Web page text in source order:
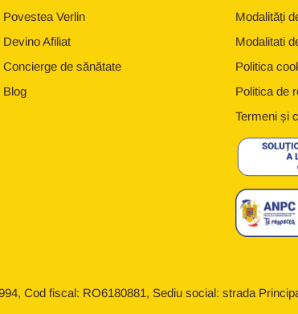
Povestea Verlin
Devino Afiliat
Concierge de sănătate
Blog
Modalități
Modalitati
Politica
Politica de
Termeni și
Cod fiscal: RO6180881, Sediu social: strada